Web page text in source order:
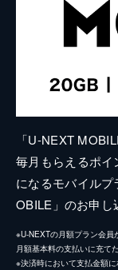
「U-NEXT
毎月もらえるポ
になるモバイル
OBILE」のお申し
※U-NEXTの月額プラン会
月額基本料の支払いに充てた
※決済時において支払金額